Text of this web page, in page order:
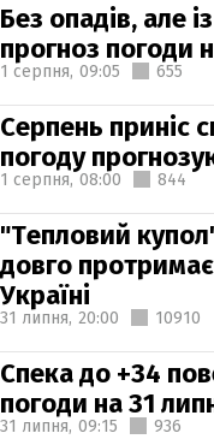
Без опадів, але
прогноз погоди
1 серпня, 09:05 655
Серпень приніс
погоду
1 серпня, 08:00 844
"Тепловий
довго
Україні
31 липня, 20:00 10910
Спека до +34
погоди на 31
31 липня, 09:15 936